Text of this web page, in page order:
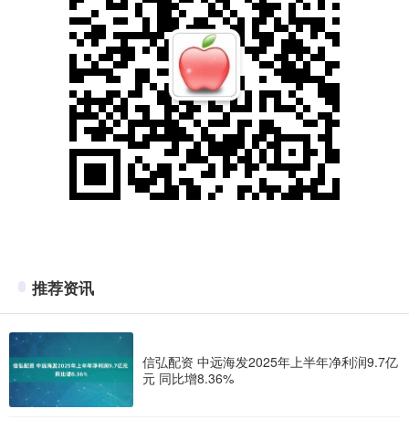
推荐资讯
信弘配资 中远海发2025年上半年净利润9.7亿
元 同比增8.36%